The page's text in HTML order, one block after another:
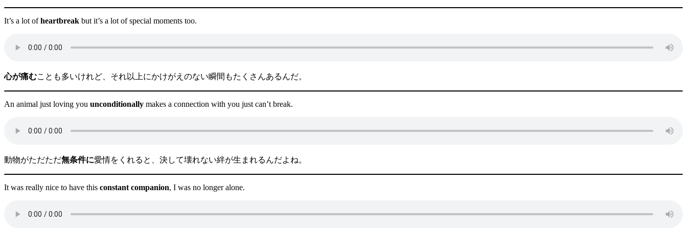
It’s a lot ofheartbreak but it’s a lot of special moments too.
心が痛むことも多いけれど、それ以上にかけがえのない瞬間もたくさんあるんだ。
An animal just loving you unconditionally makes a connection with you just can’t break.
動物がただただ無条件に愛情をくれると、決して壊れない絆が生まれるんだよね。
It was really nice to have this constant companion, I was no longer alone.